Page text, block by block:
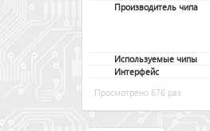
Производитель чипа
Используемые чипы
Интерфейс
Просмотрено 676 раз